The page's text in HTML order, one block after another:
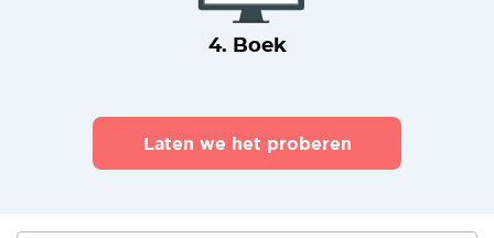
4. Boek
Laten we het proberen